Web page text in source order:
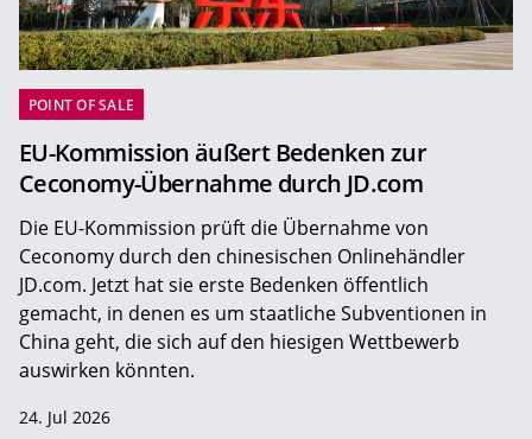
POINT OF SALE
EU-Kommission äußert Bedenken zur
Ceconomy-Übernahme durch JD.com
Die EU-Kommission prüft die Übernahme von
Ceconomy durch den chinesischen Onlinehändler
JD.com. Jetzt hat sie erste Bedenken öffentlich
gemacht, in denen es um staatliche Subventionen in
China geht, die sich auf den hiesigen Wettbewerb
auswirken könnten.
24. Jul 2026